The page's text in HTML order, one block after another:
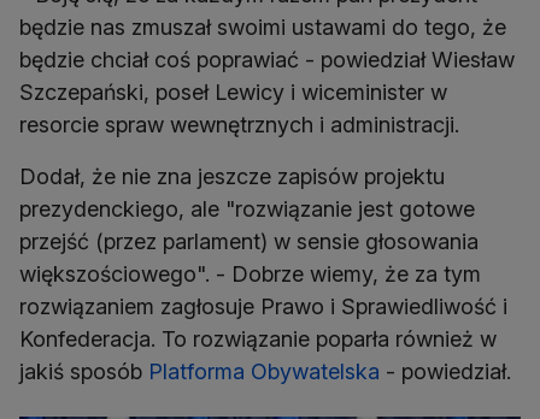
będzie nas zmuszał swoimi ustawami do tego, że
będzie chciał coś poprawiać - powiedział Wiesław
Szczepański, poseł Lewicy i wiceminister w
resorcie spraw wewnętrznych i administracji.
Dodał, że nie zna jeszcze zapisów projektu
prezydenckiego, ale "rozwiązanie jest gotowe
przejść (przez parlament) w sensie głosowania
większościowego". - Dobrze wiemy, że za tym
rozwiązaniem zagłosuje Prawo i Sprawiedliwość i
Konfederacja. To rozwiązanie poparła również w
jakiś sposób Platforma Obywatelska - powiedział.